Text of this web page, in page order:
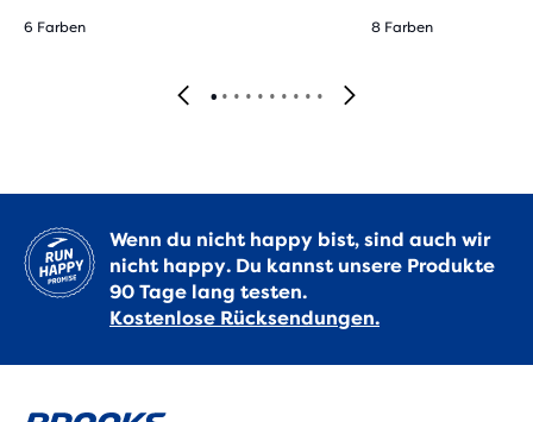
6 Farben 8 Farben
Wenn du nicht happy bist, sind auch wir
nicht happy. Du kannst unsere Produkte
90 Tage lang testen.
Kostenlose Rücksendungen.